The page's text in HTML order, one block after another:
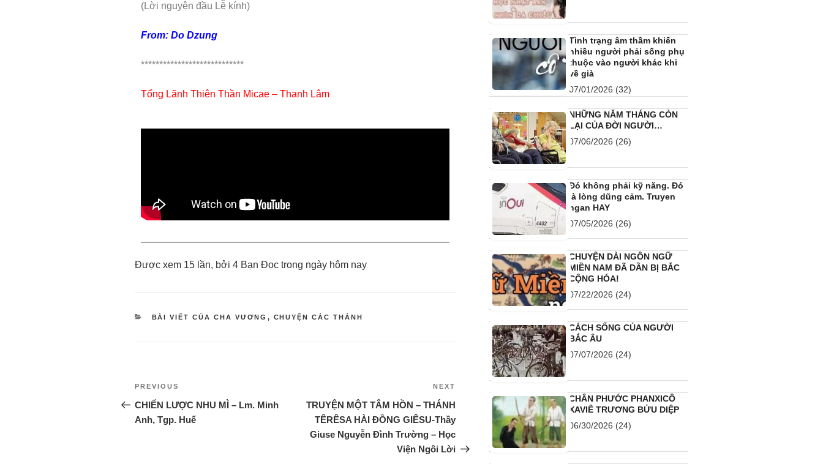
(Lời nguyện đầu Lễ kính)
From: Do Dzung
****************************
Tổng Lãnh Thiên Thần Micae – Thanh Lâm
Được xem 15 lần, bởi 4 Bạn Đọc trong ngày hôm nay
BÀI VIẾT CỦA CHA VƯƠNG , CHUYỆN CÁC THÁNH
PREVIOUS
CHIẾN LƯỢC NHU MÌ – Lm. Minh
Anh, Tgp. Huế
NEXT
TRUYỆN MỘT TÂM HỒN – THÁNH
TÊRÊSA HÀI ĐỒNG GIÊSU-Thầy
Giuse Nguyễn Đình Trường – Học
Viện Ngôi Lời
Tình trạng âm thầm khiến
nhiều người phải sống phụ
thuộc vào người khác khi
về già
07/01/2026 (32)
NHỮNG NĂM THÁNG CÒN
LẠI CỦA ĐỜI NGƯỜI…
07/06/2026 (26)
Đó không phải kỹ năng. Đó
là lòng dũng cảm. Truyen
ngan HAY
07/05/2026 (26)
CHUYỆN DÀI NGÔN NGỮ
MIỀN NAM ĐÃ DẦN BỊ BẮC
CỘNG HÓA!
07/22/2026 (24)
CÁCH SỐNG CỦA NGƯỜI
BẮC ÂU
07/07/2026 (24)
CHÂN PHƯỚC PHANXICÔ
XAVIÊ TRƯƠNG BỬU DIỆP
06/30/2026 (24)